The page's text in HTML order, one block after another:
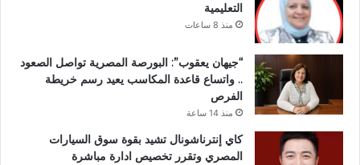
التعليمية
منذ 8 ساعات
“جيهان يعقوب”: البورصة المصرية تواصل الصعود
.. واتساع قاعدة المكاسب يعيد رسم خريطة
الفرص
منذ 14 ساعة
كاي إنترناشونال تشيد بقوة سوق السيارات
المصري وتقرر تخصيص ادارة مباشرة